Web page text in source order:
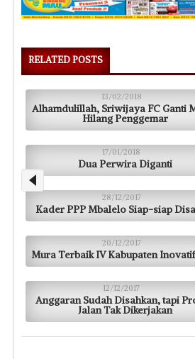
RELATED POSTS
13/02/2018
Alhamdulillah, Sriwijaya FC Ganti
Hilang Penggemar
17/01/2018
Dua Perwira Diganti
28/12/2017
Kader PPP Mbalelo Siap-siap
20/12/2017
Mura Terbaik IV Kabupaten
12/12/2017
Anggaran Sudah Disahkan, tapi
Jalan Tak Dikerjakan